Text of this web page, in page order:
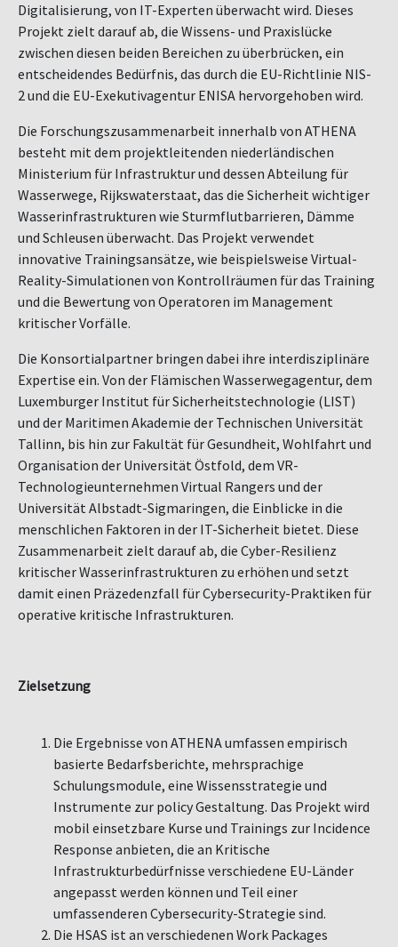
Digitalisierung, von IT-Experten überwacht wird. Dieses
Projekt zielt darauf ab, die Wissens- und Praxislücke
zwischen diesen beiden Bereichen zu überbrücken, ein
entscheidendes Bedürfnis, das durch die EU-Richtlinie NIS-
2 und die EU-Exekutivagentur ENISA hervorgehoben wird.
Die Forschungszusammenarbeit innerhalb von ATHENA
besteht mit dem projektleitenden niederländischen
Ministerium für Infrastruktur und dessen Abteilung für
Wasserwege, Rijkswaterstaat, das die Sicherheit wichtiger
Wasserinfrastrukturen wie Sturmflutbarrieren, Dämme
und Schleusen überwacht. Das Projekt verwendet
innovative Trainingsansätze, wie beispielsweise Virtual-
Reality-Simulationen von Kontrollräumen für das Training
und die Bewertung von Operatoren im Management
kritischer Vorfälle.
Die Konsortialpartner bringen dabei ihre interdisziplinäre
Expertise ein. Von der Flämischen Wasserwegagentur, dem
Luxemburger Institut für Sicherheitstechnologie (LIST)
und der Maritimen Akademie der Technischen Universität
Tallinn, bis hin zur Fakultät für Gesundheit, Wohlfahrt und
Organisation der Universität Östfold, dem VR-
Technologieunternehmen Virtual Rangers und der
Universität Albstadt-Sigmaringen, die Einblicke in die
menschlichen Faktoren in der IT-Sicherheit bietet. Diese
Zusammenarbeit zielt darauf ab, die Cyber-Resilienz
kritischer Wasserinfrastrukturen zu erhöhen und setzt
damit einen Präzedenzfall für Cybersecurity-Praktiken für
operative kritische Infrastrukturen.
Zielsetzung
Die Ergebnisse von ATHENA umfassen empirisch
basierte Bedarfsberichte, mehrsprachige
Schulungsmodule, eine Wissensstrategie und
Instrumente zur policy Gestaltung. Das Projekt wird
mobil einsetzbare Kurse und Trainings zur Incidence
Response anbieten, die an Kritische
Infrastrukturbedürfnisse verschiedene EU-Länder
angepasst werden können und Teil einer
umfassenderen Cybersecurity-Strategie sind.
Die HSAS ist an verschiedenen Work Packages